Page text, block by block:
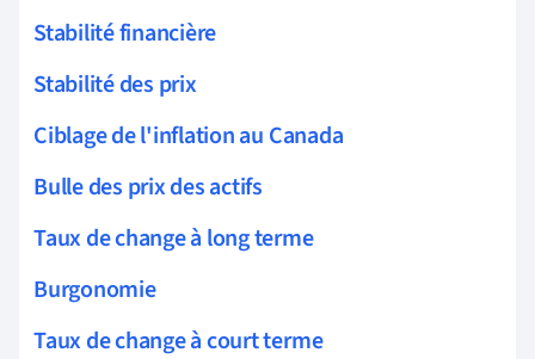
Stabilité financière
Stabilité des prix
Ciblage de l'inflation au Canada
Bulle des prix des actifs
Taux de change à long terme
Burgonomie
Taux de change à court terme